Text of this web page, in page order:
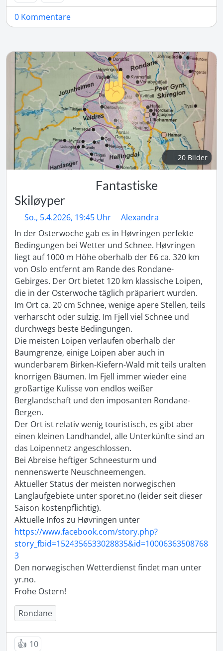
0 Kommentare
20 Bilder
Fantastiske
Skiløyper
So., 5.4.2026, 19:45 Uhr
Alexandra
In der Osterwoche gab es in Høvringen perfekte
Bedingungen bei Wetter und Schnee. Høvringen
liegt auf 1000 m Höhe oberhalb der E6 ca. 320 km
von Oslo entfernt am Rande des Rondane-
Gebirges. Der Ort bietet 120 km klassische Loipen,
die in der Osterwoche täglich präpariert wurden.
Im Ort ca. 20 cm Schnee, wenige apere Stellen, teils
verharscht oder sulzig. Im Fjell viel Schnee und
durchwegs beste Bedingungen.
Die meisten Loipen verlaufen oberhalb der
Baumgrenze, einige Loipen aber auch in
wunderbarem Birken-Kiefern-Wald mit teils uralten
knorrigen Bäumen. Im Fjell immer wieder eine
großartige Kulisse von endlos weißer
Berglandschaft und den imposanten Rondane-
Bergen.
Der Ort ist relativ wenig touristisch, es gibt aber
einen kleinen Landhandel, alle Unterkünfte sind an
das Loipennetz angeschlossen.
Bei Abreise heftiger Schneesturm und
nennenswerte Neuschneemengen.
Aktueller Status der meisten norwegischen
Langlaufgebiete unter sporet.no (leider seit dieser
Saison kostenpflichtig).
https://www.facebook.com/story.php?
story_fbid=1524356533028835&id=10006363508768
3
Den norwegischen Wetterdienst findet man unter
yr.no.
Frohe Ostern!
Rondane
👍 10